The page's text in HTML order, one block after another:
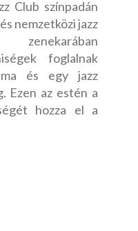
Club színpadán
nemzetközi jazz
zenekarában
foglalnak
és egy jazz
Ezen az estén a
hozza el a